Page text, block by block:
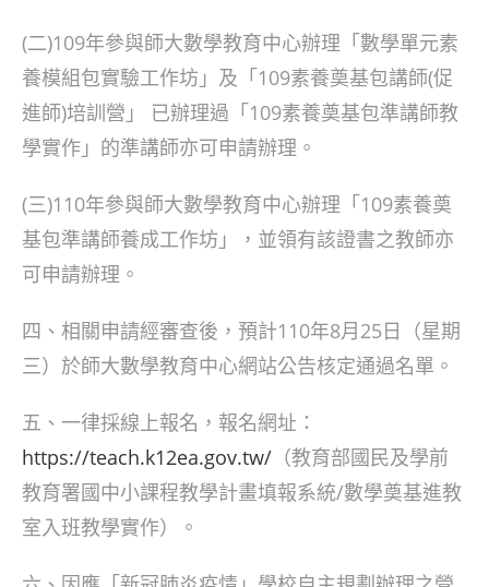
(二)109年參與師大數學教育中心辦理「數學單元素
養模組包實驗工作坊」及「109素養奠基包講師(促
進師)培訓營」 已辦理過「109素養奠基包準講師教
學實作」的準講師亦可申請辦理。
(三)110年參與師大數學教育中心辦理「109素養奠
基包準講師養成工作坊」，並領有該證書之教師亦
可申請辦理。
四、相關申請經審查後，預計110年8月25日（星期
三）於師大數學教育中心網站公告核定通過名單。
五、一律採線上報名，報名網址：
https://teach.k12ea.gov.tw/ （教育部國民及學前
教育署國中小課程教學計畫填報系統/數學奠基進教
室入班教學實作）。